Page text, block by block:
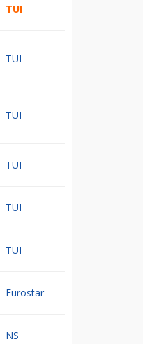
TUI
TUI
TUI
TUI
TUI
TUI
Eurostar
NS